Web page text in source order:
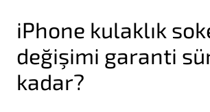
iPhone kulaklık
değişimi garanti
kadar?